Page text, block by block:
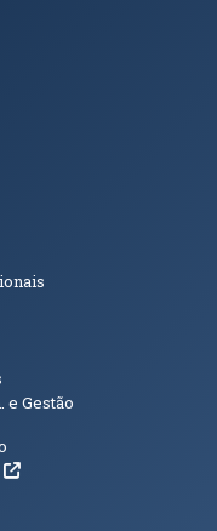
e Gestão
(abre em nova janela)